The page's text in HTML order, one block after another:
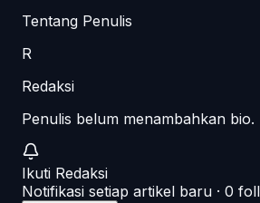
Tentang Penulis
R
Redaksi
Penulis belum menambahkan bio.
Ikuti Redaksi
Notifikasi setiap artikel baru · 0